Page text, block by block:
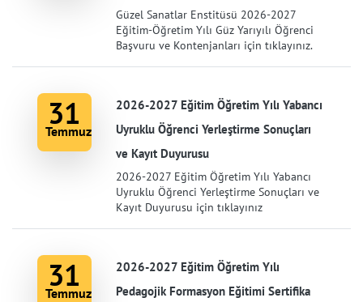
Güzel Sanatlar Enstitüsü 2026-2027
Eğitim-Öğretim Yılı Güz Yarıyılı Öğrenci
Başvuru ve Kontenjanları için tıklayınız.
31
Temmuz
2026-2027 Eğitim Öğretim Yılı Yabancı
Uyruklu Öğrenci Yerleştirme Sonuçları
ve Kayıt Duyurusu
2026-2027 Eğitim Öğretim Yılı Yabancı
Uyruklu Öğrenci Yerleştirme Sonuçları ve
Kayıt Duyurusu için tıklayınız
31
Temmuz
2026-2027 Eğitim Öğretim Yılı
Pedagojik Formasyon Eğitimi Sertifika